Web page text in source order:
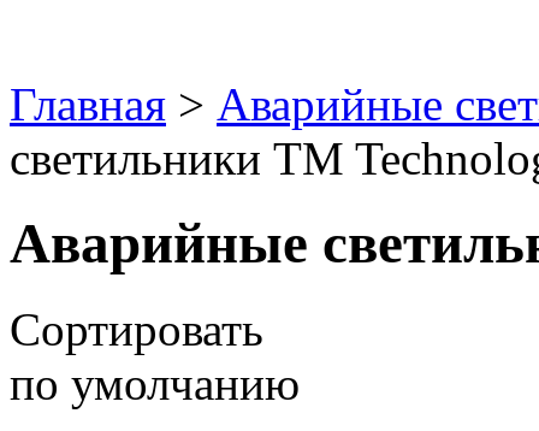
Главная > Аварийные
светильники TM
Аварийные
Сортировать
по умолчанию